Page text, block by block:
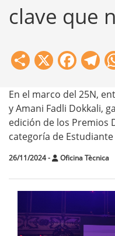
clave que
Share
X
En el marco del 25N,
y Amani Fadli Dokkali,
edición de los Premios
categoría de
26/11/2024- Oficina Tècnica